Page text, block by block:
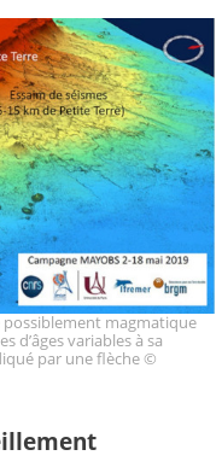
magmatique
d’âges variables à sa
par une flèche ©